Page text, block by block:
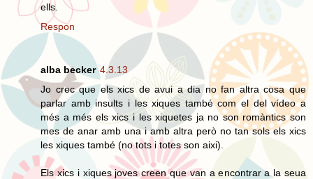
ells.
Respon
alba becker 4.3.13
Jo crec que els xics de avui a dia no fan altra cosa que
parlar amb insults i les xiques també com el del vídeo a
més a més els xics i les xiquetes ja no son romàntics son
mes de anar amb una i amb altra però no tan sols els xics
les xiques també (no tots i totes son aixi).
Els xics i xiques joves creen que van a encontrar a la seua